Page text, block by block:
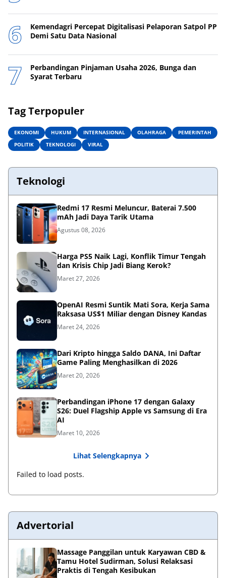
Kemendagri Percepat Digitalisasi Pelaporan Satpol PP
Demi Satu Data Nasional
Perbandingan Pinjaman Usaha 2026, Bunga dan
Syarat Terbaru
Tag Terpopuler
EKONOMI HUKUM INTERNASIONAL OLAHRAGA
PEMERINTAH
POLITIK
TEKNOLOGI VIRAL
Teknologi
Redmi 17 Resmi Meluncur, Baterai 7.500
mAh Jadi Daya Tarik Utama
Agustus 08, 2026
Harga PS5 Naik Lagi, Konflik Timur Tengah
dan Krisis Chip Jadi Biang Kerok?
Maret 27, 2026
OpenAI Resmi Suntik Mati Sora, Kerja Sama
Raksasa US$1 Miliar dengan Disney Kandas
Maret 24, 2026
Dari Kripto hingga Saldo DANA, Ini Daftar
Game Paling Menghasilkan di 2026
Maret 20, 2026
Perbandingan iPhone 17 dengan Galaxy
S26: Duel Flagship Apple vs Samsung di Era
AI
Maret 10, 2026
Lihat Selengkapnya
Failed to load posts.
Advertorial
Massage Panggilan untuk Karyawan CBD &
Tamu Hotel Sudirman, Solusi Relaksasi
Praktis di Tengah Kesibukan